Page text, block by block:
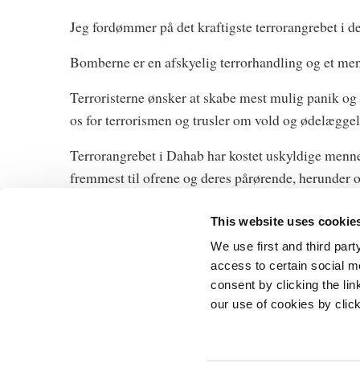
This website uses
We use first and third
access to certain social
consent by clicking the
our use of cookies by
Jeg fordømmer på det kraftigste terrorangrebet i
Bomberne er en afskyelig terrorhandling og et
Terroristerne ønsker at skabe mest mulig panik
os for terrorismen og trusler om vold og
Terrorangrebet i Dahab har kostet uskyldige
fremmest til ofrene og deres pårørende, herunder
Prins Jørgens